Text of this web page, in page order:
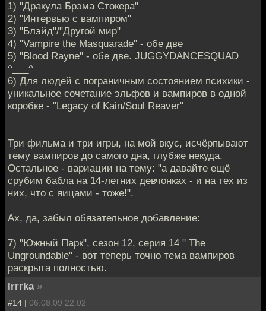
1) "Дракула Брэма Стокера"
2) "Интервью с вампиром"
3) "Блэйд"/"Другой мир"
4) "Vampire the Masquarade" - обе две
5) "Blood Rayne" - обе две. JUGGYDANCESQUAD
^___^
6) Для людей с пограничным состоянием психики -
уникальное сочетание эльфов и вампиров в одной
коробке - "Legacy of Kain/Soul Reaver"
Три фильма и три игры, на мой вкус, исчёрпывают
тему вампиров до самого дна, глубже некуда.
Остальное - вариации на тему: "а давайте ещё
срубим бабла на 14-летних девчонках - и на тех из
них, что с яицами - тоже!".
Ах, да, забыл обязательное добавление:
7) "Южный Парк", сезон 12, серия 14 " The
Ungroundable" - вот теперь точно тема вампиров
раскрыта полностью.
Irrrka »
#14 | 06.08.09 22:02